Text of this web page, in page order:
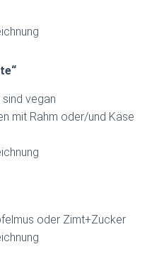
vegan
mit Rahm oder/und Käse
oder Zimt+Zucker